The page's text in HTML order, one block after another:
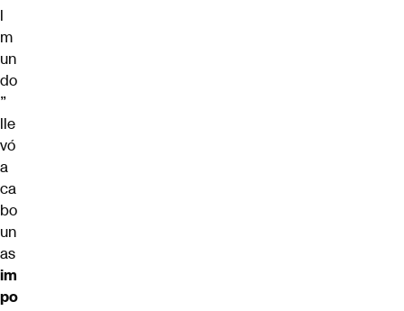
l
m
un
do
”
lle
vó
a
ca
bo
un
as
im
po